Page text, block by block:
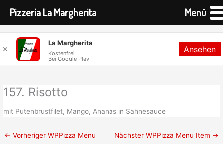
Inhalt
springen
157. Risotto
mit Putenbrustfilet, Mango, Ananas in Sahnesauce
← Vorheriger WPPizza Menu
Nächster WPPizza Menu Item →
Pizzeria La Margherita Menü
✕
La Margherita
Kostenfrei
Bei Google Play
Ansehen